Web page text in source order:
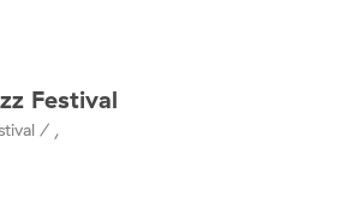
Festival
/ ,